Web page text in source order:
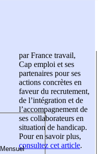
par France travail,
Cap emploi et ses
partenaires pour ses
actions concrètes en
faveur du recrutement,
de l’intégration et de
l’accompagnement de
ses collaborateurs en
situation de handicap.
Pour en savoir plus,
consultez cet article.